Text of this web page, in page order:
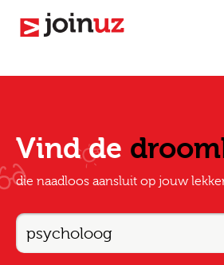
Vind de
die naadloos aansluit op jouw